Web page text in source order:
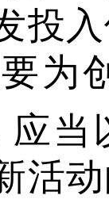
投
为
应当
活